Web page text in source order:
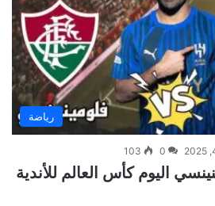
رياضة
0
103
اليوم كأس العالم للأندية